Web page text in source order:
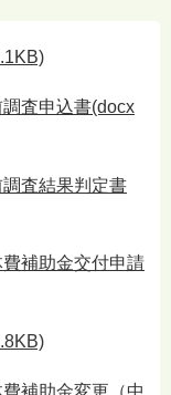
査申込書(docx
査結果判定書
補助金交付申請
補助金変更（中